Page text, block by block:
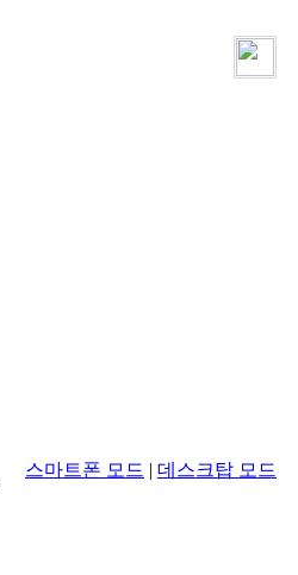
스마트폰 모드 | 데스크탑 모드